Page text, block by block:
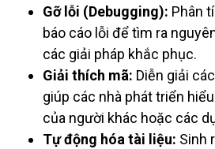
Gỡ lỗi (Debugging): Phân
báo cáo lỗi để tìm ra
các giải pháp khắc phục.
Giải thích mã: Diễn giải
giúp các nhà phát triển
của người khác hoặc các
Tự động hóa tài liệu: Sinh